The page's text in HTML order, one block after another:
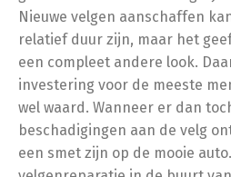
Nieuwe velgen aanschaffen
relatief duur zijn, maar het
een compleet andere look.
investering voor de meeste
wel waard. Wanneer er dan
beschadigingen aan de velg
een smet zijn op de mooie